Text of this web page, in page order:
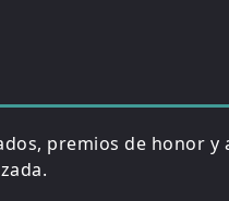
premios de honor y